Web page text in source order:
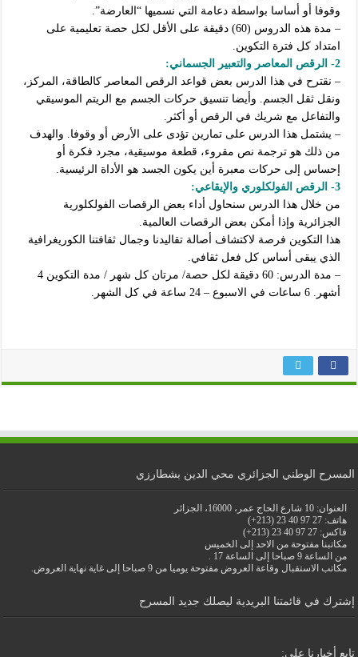
وقوفا أو أساسا بواسطة دعامة التي نسميها “العارضة”.
– مدة هذه الدروس (60) دقيقة على الأقل لكل حصة تعليمية على
امتداد كل فترة التكوين.
2- الرقص المعاصر والتعبير الجسماني:
– نقترح في هذا الدرس بعض قواعد الرقص المعاصر كالطاقة، المركز،
ونقل ثقل الجسم. وأيضا تنسيق حركات الجسم مع الريتم الموسيقي
والتفاعل مع شريك في الرقص أو أكثر.
– يشتمل هذا الدرس على تمارين تؤدى على الأرض أو وقوفا. والهدف
من ذلك هو ترجمة نص مقروء، قطعة موسيقية، مجرد فكرة أو
إحساس إلى حركات معبرة أين يكون الجسد هو الأداة الرئيسية.
3- الرقص الفولكلوري والإيقاعي:
من خلال هذا الدرس سنحاول أداء بعض الرقصات الفولكلورية
الجزائرية وإذا أمكن بعض الرقصات العالمية.
هذا التكوين فرصة لاكتشاف أصالة تقاليدنا وجمال ثقافتنا الكوريغرافية
الذي يبقى أساس كل فعل ثقافي.
– مدة الدرس: 60 دقيقة لكل حصة/ مرتان كل شهر / مدة التكوين 4
أشهر.6 ساعات في الاسبوع – 24 ساعة في كل الشهر.
المسرح الوطني الجزائري محي الدين بشطارزي
العنوان: 10 شارع الحاج عمر، 16000، الجزائر
هاتف: 27 97 40 23 (213+)
فاكس: 27 97 40 23 (213+)
مكاتبنا مفتوحة من الاحد إلى الخميس
من الساعة 9 صباحا إلى الساعة 17 .
مكاتب الاستقبال وقاعة العروض مفتوحة يوميا من 9 صباحا إلى غاية نهاية العروض.
إشترك في قائمتنا البريدية ليصلك جديد المسرح
تابع أخبارنا على: